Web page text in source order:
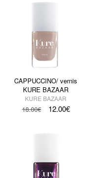
CAPPUCCINO/ vernis
KURE BAZAAR
KURE BAZAAR
18.00€ 12.00€